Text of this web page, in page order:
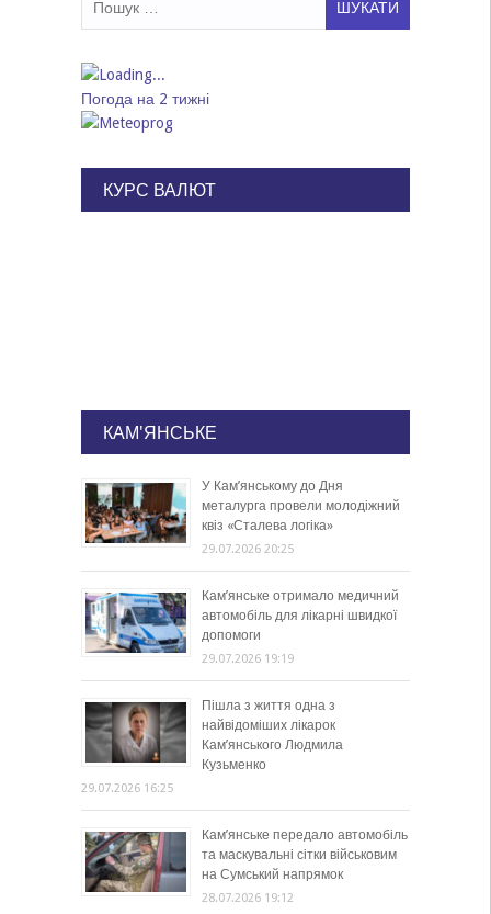
Погода на 2 тижні
КУРС ВАЛЮТ
КАМ'ЯНСЬКЕ
У Кам’янському до Дня
металурга провели молодіжний
квіз «Сталева логіка»
29.07.2026 20:25
Кам’янське отримало медичний
автомобіль для лікарні швидкої
допомоги
29.07.2026 19:19
Пішла з життя одна з
найвідоміших лікарок
Кам’янського Людмила
Кузьменко
29.07.2026 16:25
Кам’янське передало автомобіль
та маскувальні сітки військовим
на Сумський напрямок
28.07.2026 19:12